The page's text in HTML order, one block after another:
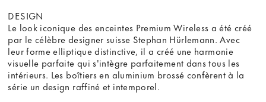
DESIGN
Le look iconique des enceintes Premium Wireless a été créé
par le célèbre designer suisse Stephan Hürlemann. Avec
leur forme elliptique distinctive, il a créé une harmonie
visuelle parfaite qui s'intègre parfaitement dans tous les
intérieurs. Les boîtiers en aluminium brossé confèrent à la
série un design raffiné et intemporel.